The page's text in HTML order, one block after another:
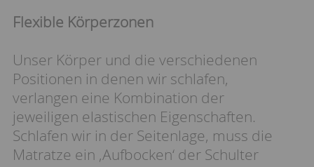
Flexible Körperzonen
Unser Körper und die verschiedenen
Positionen in denen wir schlafen,
verlangen eine Kombination der
jeweiligen elastischen Eigenschaften.
Schlafen wir in der Seitenlage, muss die
Matratze ein ‚Aufbocken‘ der Schulter